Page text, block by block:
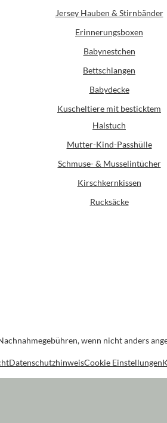
Jersey Hauben & Stirnbänder
Erinnerungsboxen
Babynestchen
Bettschlangen
Babydecke
Kuscheltiere mit besticktem
Halstuch
Mutter-Kind-Passhülle
Schmuse- & Musselintücher
Kirschkernkissen
Rucksäcke
wenn nicht anders
DatenschutzhinweisCookie Einstellungen